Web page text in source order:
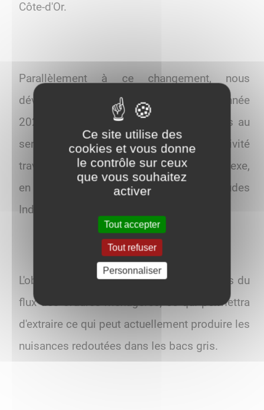
Côte-d'Or.
Parallèlement à ce changement, nous
développerons dans le courant de l'année
2024 des solutions de tri des biodéchets au
service des usagers. Notre collectivité
travaille actuellement sur ce sujet complexe,
en lien avec l'ADEME et le bureau d'études
Indiggo.
L'objectif demeure de retirer les biodéchets du
flux des ordures ménagères, ce qui permettra
d'extraire ce qui peut actuellement produire les
nuisances redoutées dans les bacs gris.
Ce site utilise des
cookies et vous donne
le contrôle sur ceux
que vous souhaitez
activer
Tout accepter
Tout refuser
Personnaliser